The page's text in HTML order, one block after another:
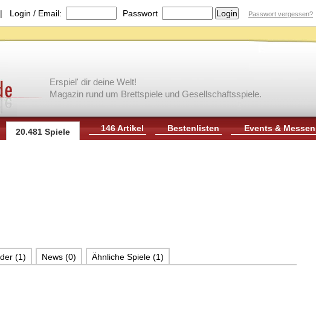
Login / Email: Passwort Passwort vergessen?
Erspiel' dir deine Welt!
Magazin rund um Brettspiele und Gesellschaftsspiele.
20.481 Spiele 146 Artikel Bestenlisten Events & Messen
(1) News (0) Ähnliche Spiele (1)